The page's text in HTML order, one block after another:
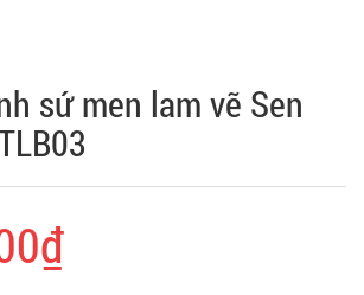
sứ men lam vẽ Sen